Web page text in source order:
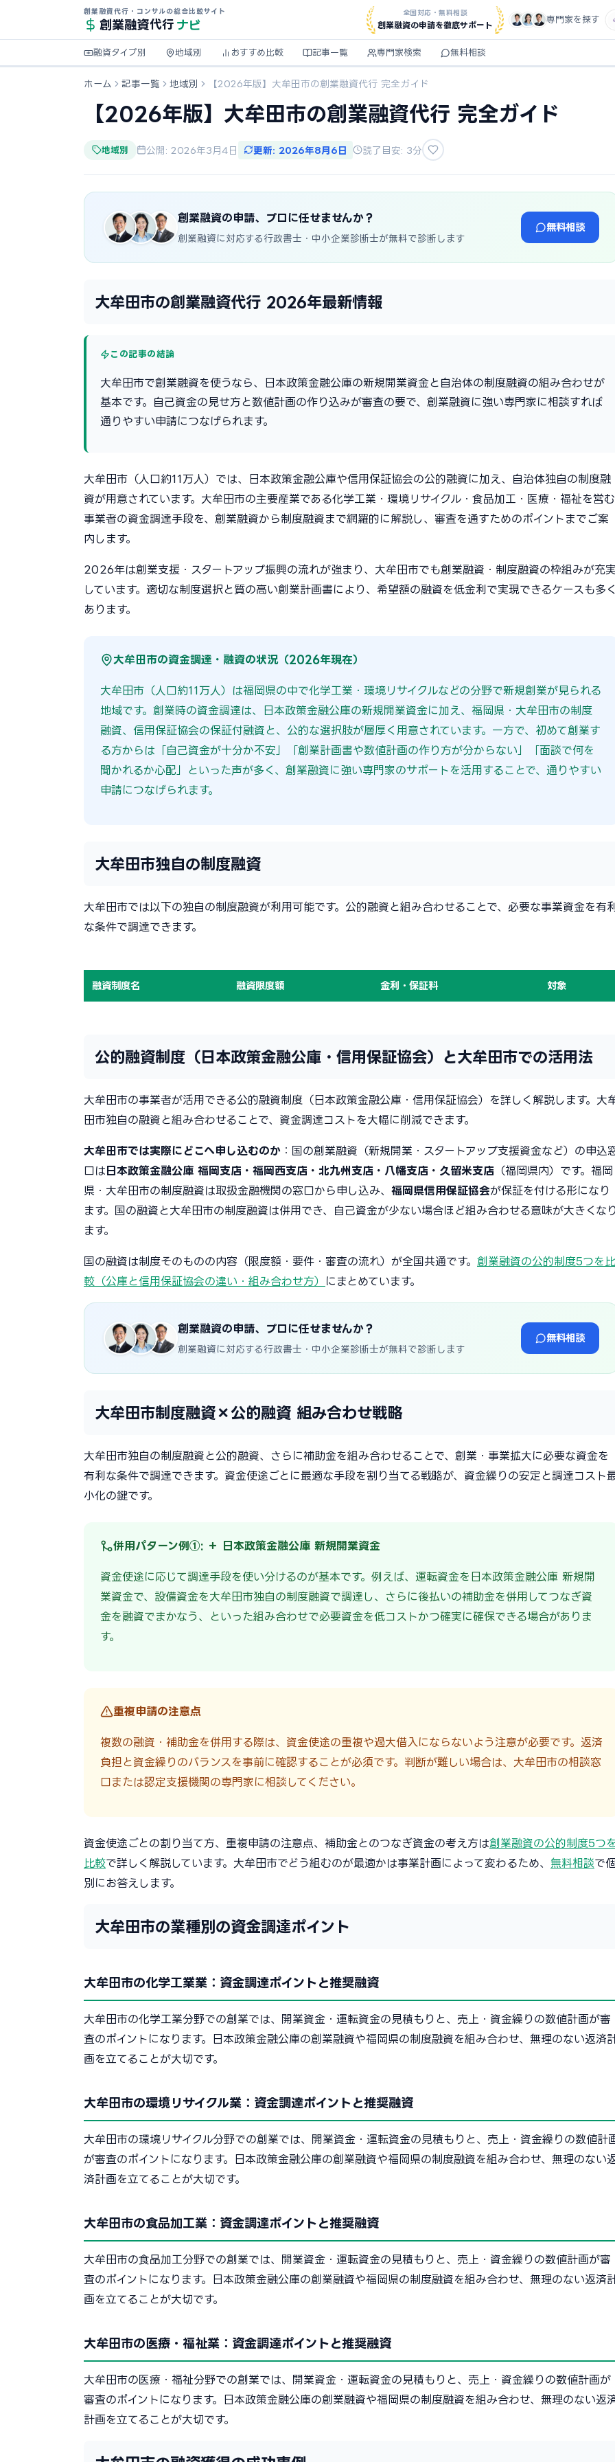
創業融資代行・コンサルの総合比較サイト
創業融資代行 ナビ
全国対応・無料相談
創業融資の申請を徹底サポート
専門家を探す
融資タイプ別 地域別 おすすめ比較 記事一覧 専門家検索 無料相談
ホーム 記事一覧 地域別 【2026年版】大牟田市の創業融資代行 完全ガイド
【2026年版】大牟田市の創業融資代行 完全ガイド
地域別 公開: 2026年3月4日 更新: 2026年8月6日 読了目安: 3分
創業融資の申請、プロに任せませんか？
創業融資に対応する行政書士・中小企業診断士が無料で診断します
無料相談
大牟田市の創業融資代行 2026年最新情報
この記事の結論
大牟田市で創業融資を使うなら、日本政策金融公庫の新規開業資金と自治体の制度融資の組み合わせが
基本です。自己資金の見せ方と数値計画の作り込みが審査の要で、創業融資に強い専門家に相談すれば
通りやすい申請につなげられます。
大牟田市（人口約11万人）では、日本政策金融公庫や信用保証協会の公的融資に加え、自治体独自の制度融
資が用意されています。大牟田市の主要産業である化学工業・環境リサイクル・食品加工・医療・福祉を営む
事業者の資金調達手段を、創業融資から制度融資まで網羅的に解説し、審査を通すためのポイントまでご案
内します。
2026年は創業支援・スタートアップ振興の流れが強まり、大牟田市でも創業融資・制度融資の枠組みが充
しています。適切な制度選択と質の高い創業計画書により、希望額の融資を低金利で実現できるケースも多
あります。
大牟田市の資金調達・融資の状況（2026年現在）
大牟田市（人口約11万人）は福岡県の中で化学工業・環境リサイクルなどの分野で新規創業が見られる
地域です。創業時の資金調達は、日本政策金融公庫の新規開業資金に加え、福岡県・大牟田市の制度
融資、信用保証協会の保証付融資と、公的な選択肢が層厚く用意されています。一方で、初めて創業す
る方からは「自己資金が十分か不安」「創業計画書や数値計画の作り方が分からない」「面談で何を
聞かれるか心配」といった声が多く、創業融資に強い専門家のサポートを活用することで、通りやすい
申請につなげられます。
大牟田市独自の制度融資
大牟田市では以下の独自の制度融資が利用可能です。公的融資と組み合わせることで、必要な事業資金を有
な条件で調達できます。
融資制度名 融資限度額 金利・保証料 対象
公的融資制度（日本政策金融公庫・信用保証協会）と大牟田市での活用法
大牟田市の事業者が活用できる公的融資制度（日本政策金融公庫・信用保証協会）を詳しく解説します。大
田市独自の融資と組み合わせることで、資金調達コストを大幅に削減できます。
大牟田市では実際にどこへ申し込むのか ：国の創業融資（新規開業・スタートアップ支援資金など）の申込
口は 日本政策金融公庫 福岡支店・福岡西支店・北九州支店・八幡支店・久留米支店 （福岡県内）です。福岡
県・大牟田市の制度融資は取扱金融機関の窓口から申し込み、 福岡県信用保証協会が保証を付ける形になり
ます。国の融資と大牟田市の制度融資は併用でき、自己資金が少ない場合ほど組み合わせる意味が大きくな
ます。
国の融資は制度そのものの内容（限度額・要件・審査の流れ）が全国共通です。 創業融資の公的制度5つを比
較（公庫と信用保証協会の違い・組み合わせ方）
にまとめています。
創業融資の申請、プロに任せませんか？
創業融資に対応する行政書士・中小企業診断士が無料で診断します
無料相談
大牟田市制度融資×公的融資 組み合わせ戦略
大牟田市独自の制度融資と公的融資、さらに補助金を組み合わせることで、創業・事業拡大に必要な資金を
有利な条件で調達できます。資金使途ごとに最適な手段を割り当てる戦略が、資金繰りの安定と調達コスト
小化の鍵です。
併用パターン例①: ＋ 日本政策金融公庫 新規開業資金
資金使途に応じて調達手段を使い分けるのが基本です。例えば、運転資金を日本政策金融公庫 新規開
業資金で、設備資金を大牟田市独自の制度融資で調達し、さらに後払いの補助金を併用してつなぎ資
金を融資でまかなう、といった組み合わせで必要資金を低コストかつ確実に確保できる場合がありま
す。
重複申請の注意点
複数の融資・補助金を併用する際は、資金使途の重複や過大借入にならないよう注意が必要です。返済
負担と資金繰りのバランスを事前に確認することが必須です。判断が難しい場合は、大牟田市の相談窓
口または認定支援機関の専門家に相談してください。
資金使途ごとの割り当て方、重複申請の注意点、補助金とのつなぎ資金の考え方は創業融資の公的制度5つ
比較で詳しく解説しています。大牟田市でどう組むのが最適かは事業計画によって変わるため、 無料相談で
別にお答えします。
大牟田市の業種別の資金調達ポイント
大牟田市の化学工業業：資金調達ポイントと推奨融資
大牟田市の化学工業分野での創業では、開業資金・運転資金の見積もりと、売上・資金繰りの数値計画が審
査のポイントになります。日本政策金融公庫の創業融資や福岡県の制度融資を組み合わせ、無理のない返済
画を立てることが大切です。
大牟田市の環境リサイクル業：資金調達ポイントと推奨融資
大牟田市の環境リサイクル分野での創業では、開業資金・運転資金の見積もりと、売上・資金繰りの数値計
が審査のポイントになります。日本政策金融公庫の創業融資や福岡県の制度融資を組み合わせ、無理のない
済計画を立てることが大切です。
大牟田市の食品加工業：資金調達ポイントと推奨融資
大牟田市の食品加工分野での創業では、開業資金・運転資金の見積もりと、売上・資金繰りの数値計画が審
査のポイントになります。日本政策金融公庫の創業融資や福岡県の制度融資を組み合わせ、無理のない返済
画を立てることが大切です。
大牟田市の医療・福祉業：資金調達ポイントと推奨融資
大牟田市の医療・福祉分野での創業では、開業資金・運転資金の見積もりと、売上・資金繰りの数値計画が
審査のポイントになります。日本政策金融公庫の創業融資や福岡県の制度融資を組み合わせ、無理のない返
計画を立てることが大切です。